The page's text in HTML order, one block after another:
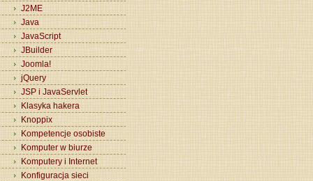
J2ME
Java
JavaScript
JBuilder
Joomla!
jQuery
JSP i JavaServlet
Klasyka hakera
Knoppix
Kompetencje osobiste
Komputer w biurze
Komputery i Internet
Konfiguracja sieci